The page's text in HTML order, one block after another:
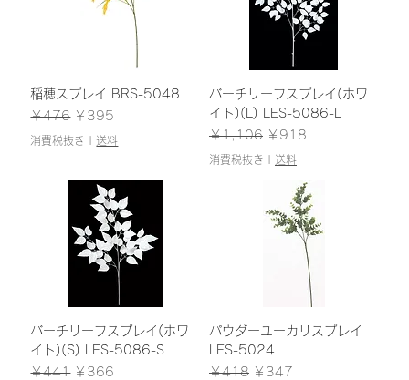
稲穂スプレイ BRS-5048
通常価格
￥476 セール価格
￥395
消費税抜き 送料
バーチリーフスプレイ(ホワ
イト)(L) LES-5086-L
通常価格
￥1,106 セール価格
￥918
消費税抜き 送料
バーチリーフスプレイ(ホワ
イト)(S) LES-5086-S
通常価格
￥441 セール価格
￥366
パウダーユーカリスプレイ
LES-5024
通常価格
￥418 セール価格
￥347